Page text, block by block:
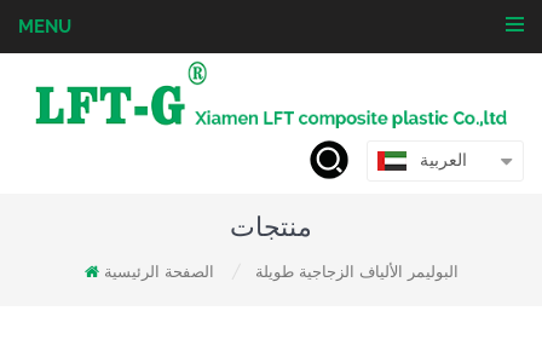
MENU
العربية
منتجات
الصفحة الرئيسية البوليمر الألياف الزجاجية طويلة